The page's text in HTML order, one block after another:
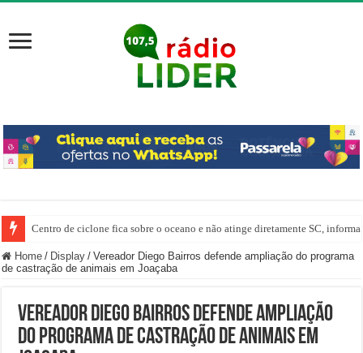
Centro de ciclone fica sobre o oceano e não atinge diretamente SC,
Home / Display / Vereador Diego Bairros defende ampliação do programa
de castração de animais em Joaçaba
Vereador Diego Bairros defende ampliação
do programa de castração de animais em